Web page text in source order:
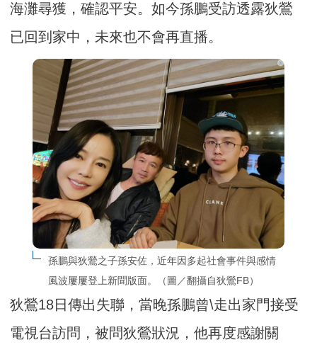
海灘尋獲，確認平安。如今孫鵬受訪透露狄鶯
已回到家中，未來也不會再直播。
孫鵬與狄鶯之子孫安佐，近年因多起社會事件與感情
風波屢屢登上新聞版面。（圖／翻攝自狄鶯FB）
狄鶯18日傳出失聯，當晚孫鵬曾\走出家門接受
電視台訪問，被問狄鶯狀況，他再度感謝關